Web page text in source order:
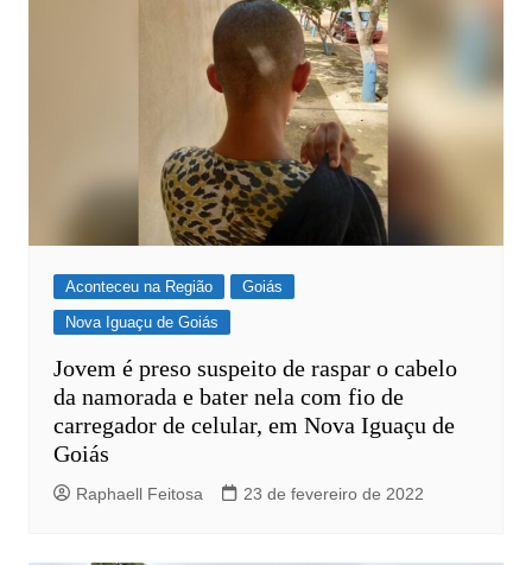
Aconteceu na Região
Goiás
Nova Iguaçu de Goiás
Jovem é preso suspeito de raspar o cabelo
da namorada e bater nela com fio de
carregador de celular, em Nova Iguaçu de
Goiás
Raphaell Feitosa 23 de fevereiro de 2022